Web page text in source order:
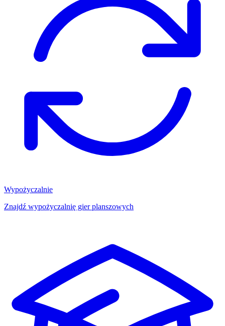
Wypożyczalnie
Znajdź wypożyczalnię gier planszowych